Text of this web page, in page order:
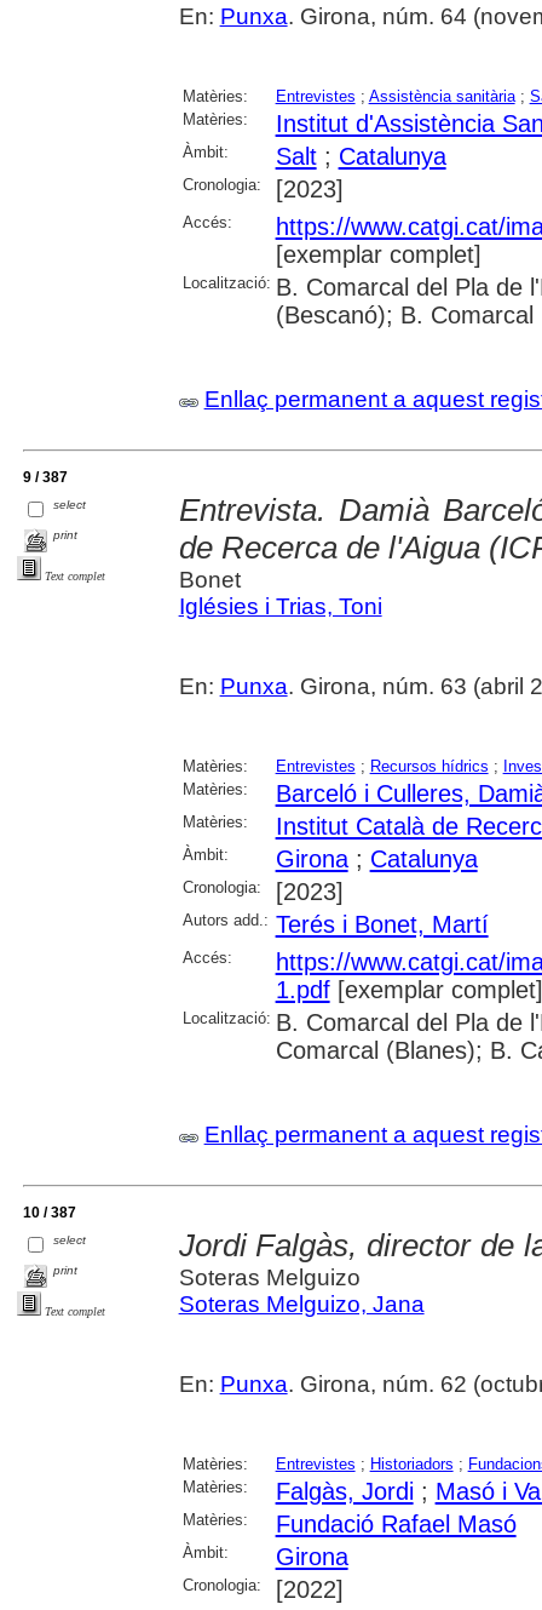
En: Punxa. Girona, núm. 64
Matèries: Entrevistes ; Assistència sanitària;
Matèries:
Institut d'Assistència
Àmbit: Salt; Catalunya
Cronologia: [2023]
Accés:
https://www.catgi.cat/
[exemplar complet]
Localització: B. Comarcal del Pla de
(Bescanó); B.
Enllaç permanent a aquest
9 / 387
select
print
Text complet
Entrevista. Damià
de Recerca de l'Aigua
Bonet
Iglésies i Trias, Toni
En: Punxa. Girona, núm. 63 (abril
Matèries: Entrevistes ; Recursos hídrics ;
Matèries:
Barceló i Culleres,
Matèries: Institut Català de
Àmbit: Girona; Catalunya
Cronologia: [2023]
Autors add.: Terés i Bonet, Martí
Accés:
https://www.catgi.cat/
1.pdf[exemplar complet]
Localització: B. Comarcal del Pla de
Comarcal (Blanes); B.
Enllaç permanent a aquest
10 / 387
select
print
Text complet
Jordi Falgàs, director de
Soteras Melguizo
Soteras Melguizo, Jana
En: Punxa. Girona, núm. 62
Matèries: Entrevistes ; Historiadors ;
Matèries:
Falgàs, Jordi; Masó i
Matèries: Fundació Rafael Masó
Àmbit: Girona
Cronologia: [2022]